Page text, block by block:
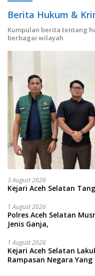
Berita Hukum &
Kumpulan berita tentang
berbagai wilayah
3 August 2026
Kejari Aceh Selatan
1 August 2026
Polres Aceh Selatan
Jenis Ganja,
1 August 2026
Kejari Aceh Selatan
Rampasan Negara